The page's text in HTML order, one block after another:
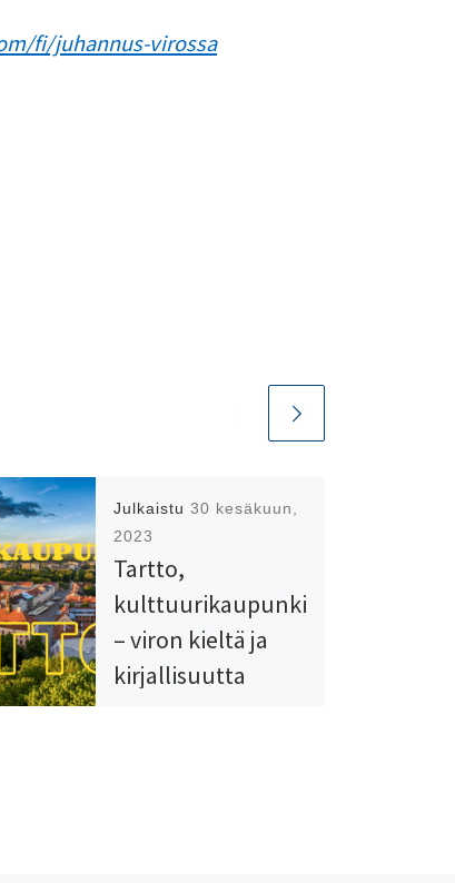
fi/juhannus-virossa
Julkaistu 30 kesäkuun,
2023
Tartto,
kulttuurikaupunki
– viron kieltä ja
kirjallisuutta